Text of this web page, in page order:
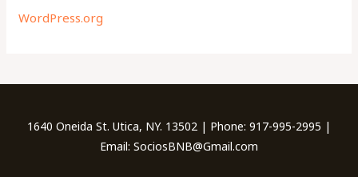
WordPress.org
1640 Oneida St. Utica, NY. 13502 | Phone: 917-995-2995 |
Email: SociosBNB@Gmail.com